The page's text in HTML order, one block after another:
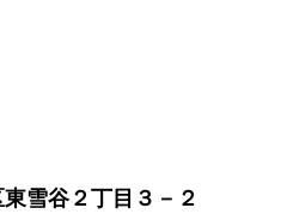
雪谷２丁目３－２